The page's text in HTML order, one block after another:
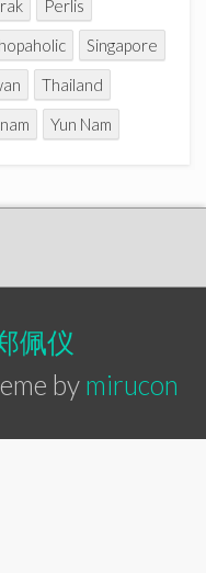
Perlis
Singapore
Thailand
Yun Nam
佩仪
by mirucon